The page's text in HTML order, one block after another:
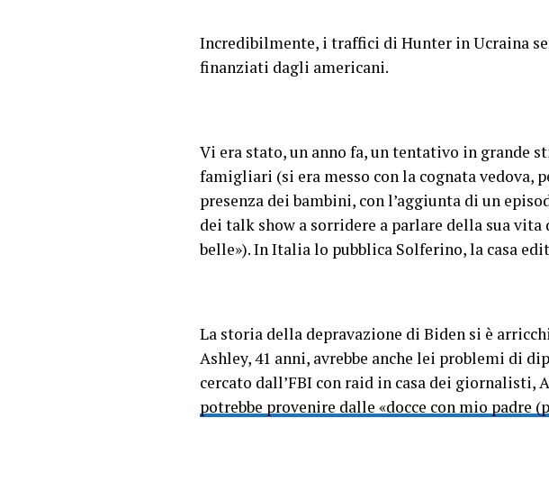
Incredibilmente, i traffici di Hunter in Ucraina
finanziati dagli americani.
Vi era stato, un anno fa, un tentativo in grande
famigliari (si era messo con la cognata vedova,
presenza dei bambini, con l’aggiunta di un
dei talk show a sorridere a parlare della sua
belle»). In Italia lo pubblica Solferino, la casa
La storia della depravazione di Biden si è
Ashley, 41 anni, avrebbe anche lei problemi di
cercato dall’FBI con raid in casa dei giornalisti,
potrebbe provenire dalle «docce con mio padre